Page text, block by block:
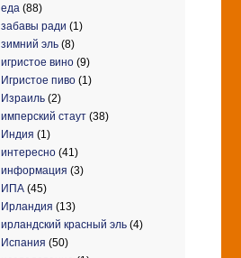
еда (88)
забавы ради (1)
зимний эль (8)
игристое вино (9)
Игристое пиво (1)
Израиль (2)
имперский стаут (38)
Индия (1)
интересно (41)
информация (3)
ИПА (45)
Ирландия (13)
ирландский красный эль (4)
Испания (50)